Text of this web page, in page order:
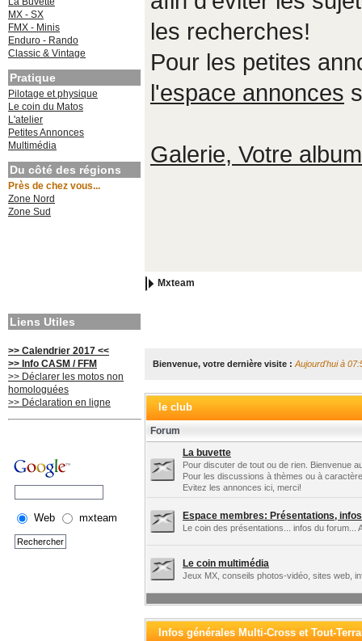
MX - SX
FMX - Minis
Enduro - Rando
Classic & Vintage
Pratique
Pilotage et physique
Le coin du Matos
L'atelier
Petites Annonces
Multimédia
Du côté des régions
Près de chez vous...
Zone Nord
Zone Sud
Liens Utiles
>> Calendrier 2017 <<
>> Info CASM / FFM
>> Déclarer les motos non
homologuées
>> Déclaration en ligne
Web mxteam
les recherches!
Pour les petites
l'espace annonces
Galerie, Votre
Mxteam
Bienvenue, votre dernière visite : Aujourd'hui à
le club
Forum
La buvette
Pour discuter de tout ou de rien. Bienvenue
Pour les discussions à thèmes ou à
Evitez les annonces ici, merci!
Espace membres: Présentations,
Le coin des présentations... infos du forum...
Le coin multimédia
Jeux MX, conseils photos-vidéo, sites web,
Infos générales Multi-Cross et Tout-